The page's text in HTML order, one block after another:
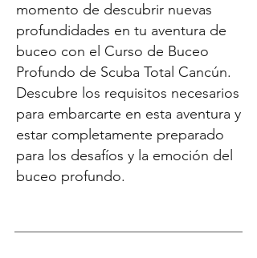
momento de descubrir nuevas
profundidades en tu aventura de
buceo con el Curso de Buceo
Profundo de Scuba Total Cancún.
Descubre los requisitos necesarios
para embarcarte en esta aventura y
estar completamente preparado
para los desafíos y la emoción del
buceo profundo.